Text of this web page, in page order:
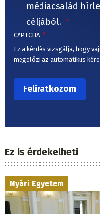
médiacsalád
céljából.
CAPTCHA
Ez a kérdés vizsgálja, hogy
megelőzi az automatikus
Ez is érdekelheti
Nyári Egyetem